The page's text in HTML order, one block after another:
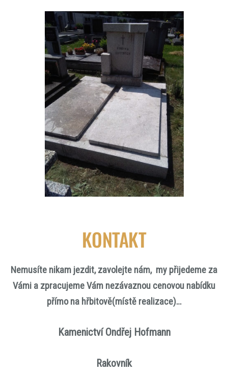
KONTAKT
Nemusíte nikam jezdit, zavolejte nám, my přijedeme za
Vámi a zpracujeme Vám nezávaznou cenovou nabídku
přímo na hřbitově(místě realizace)…
Kamenictví Ondřej Hofmann
Rakovník